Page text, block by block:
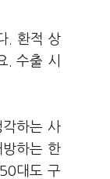
. 환적 상
. 수출 시
하는 사
하는 한
대도 구